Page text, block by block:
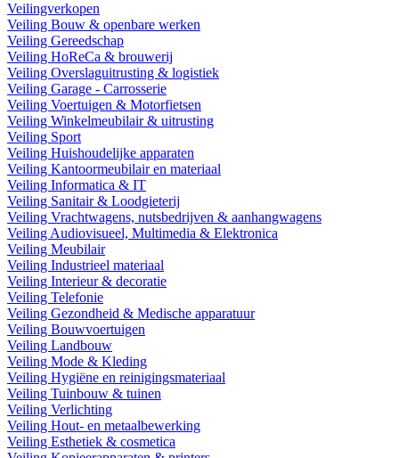
Veilingverkopen
Veiling Bouw & openbare werken
Veiling Gereedschap
Veiling HoReCa & brouwerij
Veiling Overslaguitrusting & logistiek
Veiling Garage - Carrosserie
Veiling Voertuigen & Motorfietsen
Veiling Winkelmeubilair & uitrusting
Veiling Sport
Veiling Huishoudelijke apparaten
Veiling Kantoormeubilair en materiaal
Veiling Informatica & IT
Veiling Sanitair & Loodgieterij
Veiling Vrachtwagens, nutsbedrijven & aanhangwagens
Veiling Audiovisueel, Multimedia & Elektronica
Veiling Meubilair
Veiling Industrieel materiaal
Veiling Interieur & decoratie
Veiling Telefonie
Veiling Gezondheid & Medische apparatuur
Veiling Bouwvoertuigen
Veiling Landbouw
Veiling Mode & Kleding
Veiling Hygiëne en reinigingsmateriaal
Veiling Tuinbouw & tuinen
Veiling Verlichting
Veiling Hout- en metaalbewerking
Veiling Esthetiek & cosmetica